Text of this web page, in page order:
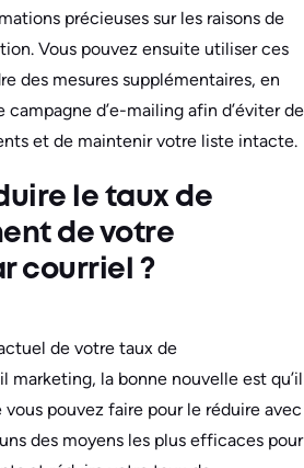
précieuses sur les raisons de
Vous pouvez ensuite utiliser ces
des mesures supplémentaires, en
d’e-mailing afin d’éviter de
et de maintenir votre liste intacte.
le taux de
de votre
courriel ?
de votre taux de
marketing, la bonne nouvelle est qu’il
vous pouvez faire pour le réduire avec
des moyens les plus efficaces pour